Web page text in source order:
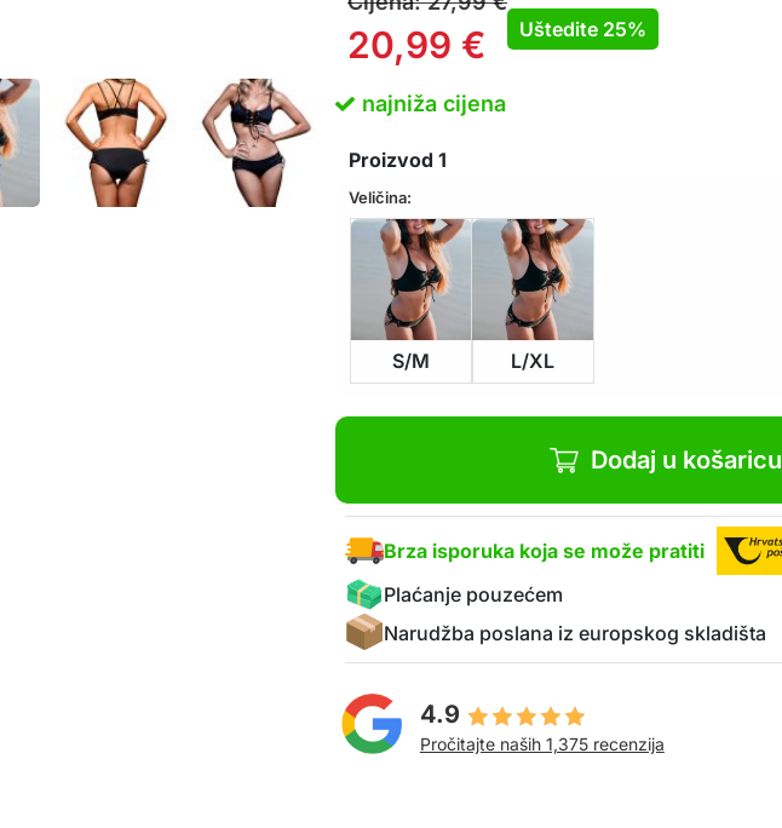
20,99 € Uštedite 25%
najniža cijena
Proizvod1
Veličina:
S/M L/XL
Dodaj u košaricu
Brza isporuka koja se može pratiti
Plaćanje pouzećem
Narudžba poslana iz europskog skladišta
4.9
Pročitajte naših 1,375 recenzija